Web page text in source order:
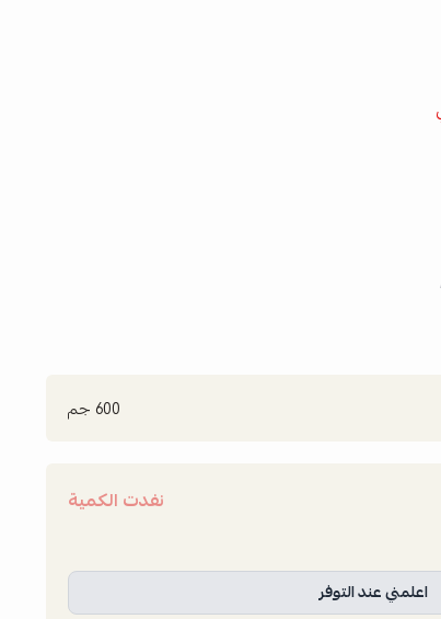
600 جم
نفدت الكمية
اعلمني عند التوفر